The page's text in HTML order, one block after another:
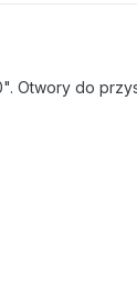
Otwory do